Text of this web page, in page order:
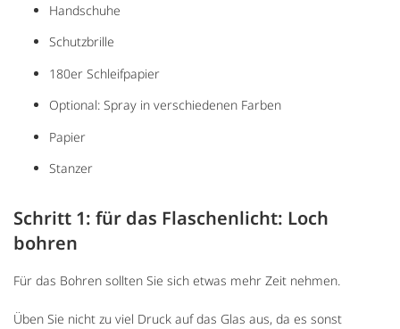
Handschuhe
Schutzbrille
180er Schleifpapier
Optional: Spray in verschiedenen Farben
Papier
Stanzer
Schritt 1: für das Flaschenlicht: Loch
bohren
Für das Bohren sollten Sie sich etwas mehr Zeit nehmen.
Üben Sie nicht zu viel Druck auf das Glas aus, da es sonst